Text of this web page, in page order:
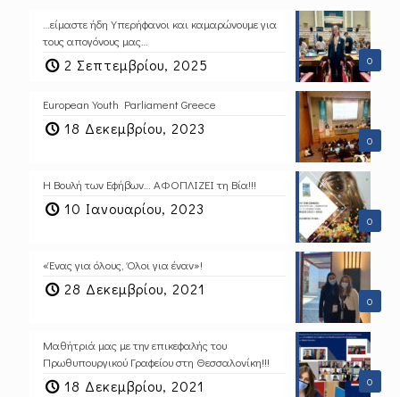
0
…είμαστε ήδη Υπερήφανοι και καμαρώνουμε για
τους απογόνους μας…
2 Σεπτεμβρίου, 2025
0
European Youth Parliament Greece
18 Δεκεμβρίου, 2023
0
Η Βουλή των Εφήβων… ΑΦΟΠΛΙΖΕΙ τη Βία!!!
10 Ιανουαρίου, 2023
0
«Ένας για όλους, Όλοι για έναν»!
28 Δεκεμβρίου, 2021
0
Μαθήτριά μας με την επικεφαλής του
Πρωθυπουργικού Γραφείου στη Θεσσαλονίκη!!!
18 Δεκεμβρίου, 2021